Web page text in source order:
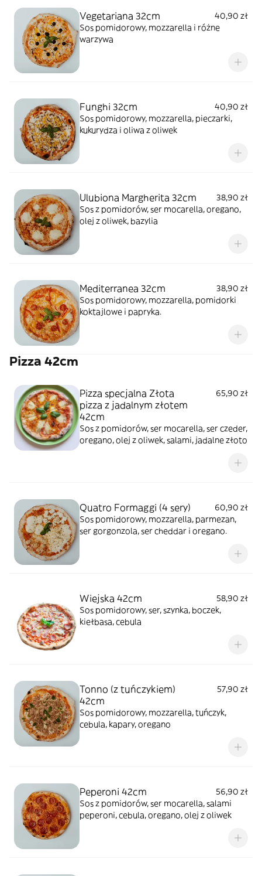
Vegetariana 32cm
40,90 zł
Sos pomidorowy, mozzarella i różne
warzywa
Funghi 32cm
40,90 zł
Sos pomidorowy, mozzarella, pieczarki,
kukurydza i oliwa z oliwek
Ulubiona Margherita 32cm
38,90 zł
Sos z pomidorów, ser mocarella, oregano,
olej z oliwek, bazylia
Mediterranea 32cm
38,90 zł
Sos pomidorowy, mozzarella, pomidorki
koktajlowe i papryka.
Pizza 42cm
Pizza specjalna Złota
pizza z jadalnym złotem
42cm
65,90 zł
Sos z pomidorów, ser mocarella, ser czeder,
oregano, olej z oliwek, salami, jadalne złoto
Quatro Formaggi (4 sery)
60,90 zł
Sos pomidorowy, mozzarella, parmezan,
ser gorgonzola, ser cheddar i oregano.
Wiejska 42cm
58,90 zł
Sos pomidorowy, ser, szynka, boczek,
kiełbasa, cebula
Tonno (z tuńczykiem)
42cm
57,90 zł
Sos pomidorowy, mozzarella, tuńczyk,
cebula, kapary, oregano
Peperoni 42cm
56,90 zł
Sos z pomidorów, ser mocarella, salami
peperoni, cebula, oregano, olej z oliwek